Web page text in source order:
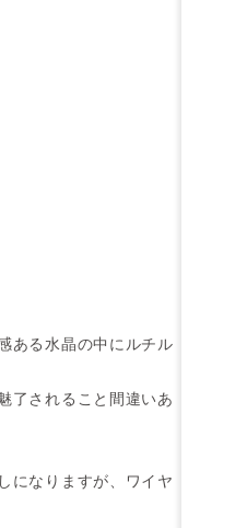
ある水晶の中にルチル
了されること間違いあ
になりますが、ワイヤ